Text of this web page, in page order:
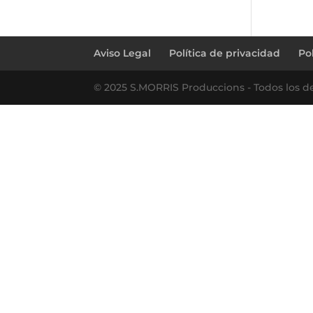
Aviso Legal Política de privacidad
© 2025 S.MORRIS Produccions - Todos los